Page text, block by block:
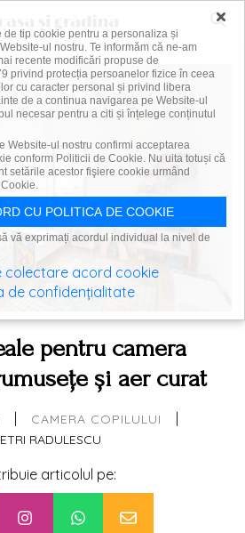
pentru camera
și aer curat
CAMERA COPILULUI
RADULESCU
articolul pe:
×
de tip cookie pentru a personaliza și
ul nostru. Te informăm că ne-am
recente modificări propuse de
privind protecția persoanelor fizice în ceea
cu caracter personal și privind libera
de a continua navigarea pe Website-ul
necesar pentru a citi și înțelege conținutul
Website-ul nostru confirmi acceptarea
conform Politicii de Cookie. Nu uita totuși că
setările acestor fişiere cookie urmând
CU POLITICA DE COOKIE
vă exprimați acordul individual la nivel de
colectare acord cookie
de confidențialitate